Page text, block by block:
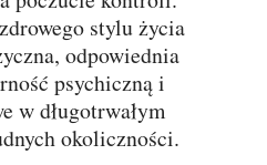
stylu życia
odpowiednia
psychiczną i
w długotrwałym
okoliczności.